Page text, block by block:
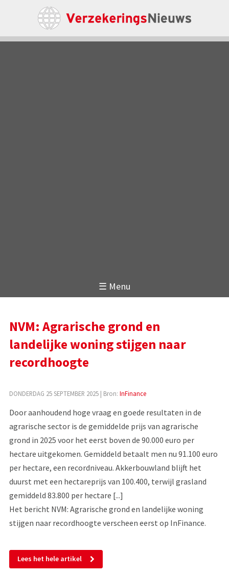
☰ Menu
NVM: Agrarische grond en
landelijke woning stijgen naar
recordhoogte
DONDERDAG 25 SEPTEMBER 2025| Bron: InFinance
Door aanhoudend hoge vraag en goede resultaten in de
agrarische sector is de gemiddelde prijs van agrarische
grond in 2025 voor het eerst boven de 90.000 euro per
hectare uitgekomen. Gemiddeld betaalt men nu 91.100 euro
per hectare, een recordniveau. Akkerbouwland blijft het
duurst met een hectareprijs van 100.400, terwijl grasland
gemiddeld 83.800 per hectare [...]
Het bericht NVM: Agrarische grond en landelijke woning
stijgen naar recordhoogte verscheen eerst op InFinance.
Lees het hele artikel